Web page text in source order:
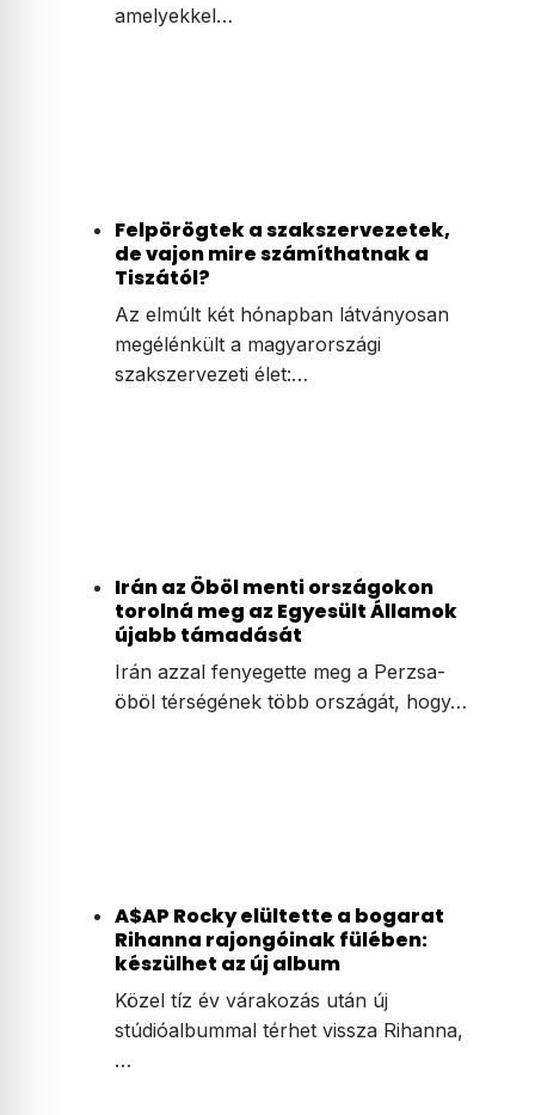
amelyekkel…
Felpörögtek a szakszervezetek,
de vajon mire számíthatnak a
Tiszától?
Az elmúlt két hónapban látványosan
megélénkült a magyarországi
szakszervezeti élet:…
Irán az Öböl menti országokon
torolná meg az Egyesült Államok
újabb támadását
Irán azzal fenyegette meg a Perzsa-
öböl térségének több országát, hogy…
A$AP Rocky elültette a bogarat
Rihanna rajongóinak fülében:
készülhet az új album
Közel tíz év várakozás után új
stúdióalbummal térhet vissza Rihanna,
…